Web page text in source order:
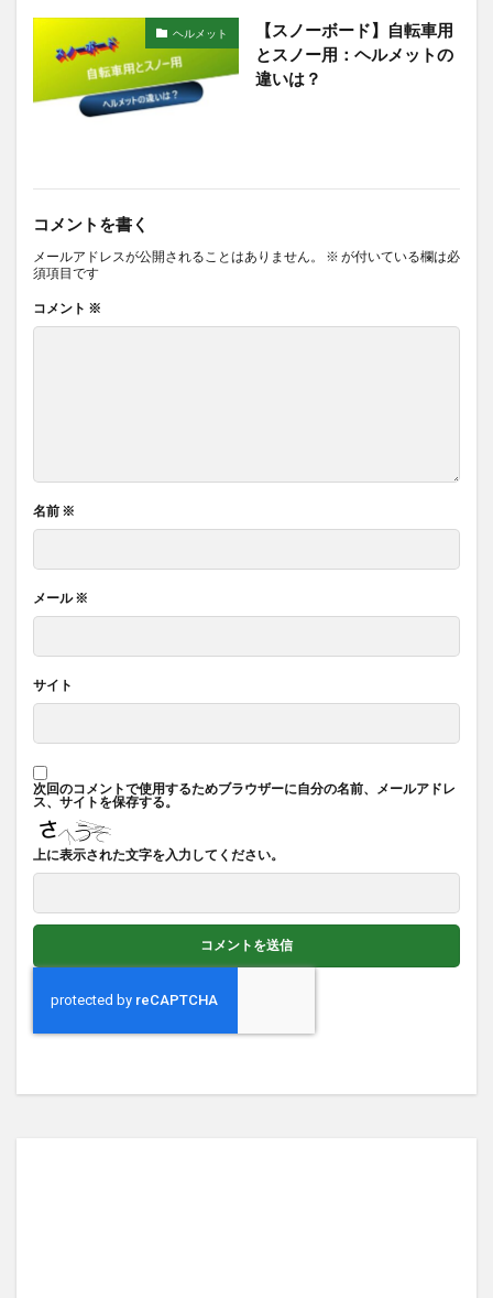
ヘルメット
【スノーボード】自転車用
とスノー用：ヘルメットの
違いは？
コメントを書く
メールアドレスが公開されることはありません。 ※ が付いている欄は必
須項目です
コメント ※
名前 ※
メール※
サイト
次回のコメントで使用するためブラウザーに自分の名前、メールアドレ
ス、サイトを保存する。
上に表示された文字を入力してください。